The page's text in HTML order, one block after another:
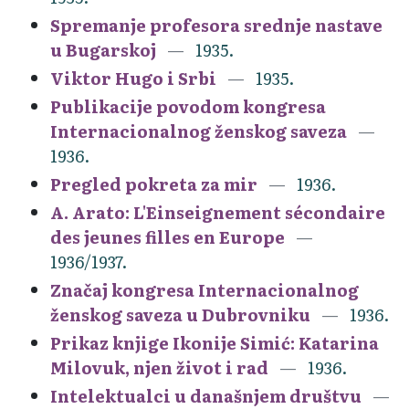
Spremanje profesora srednje nastave
u Bugarskoj
1935.
Viktor Hugo i Srbi
1935.
Publikacije povodom kongresa
Internacionalnog ženskog saveza
1936.
Pregled pokreta za mir
1936.
A. Arato: L'Einseignement sécondaire
des jeunes filles en Europe
1936/1937.
Značaj kongresa Internacionalnog
ženskog saveza u Dubrovniku
1936.
Prikaz knjige Ikonije Simić: Katarina
Milovuk, njen život i rad
1936.
Intelektualci u današnjem društvu